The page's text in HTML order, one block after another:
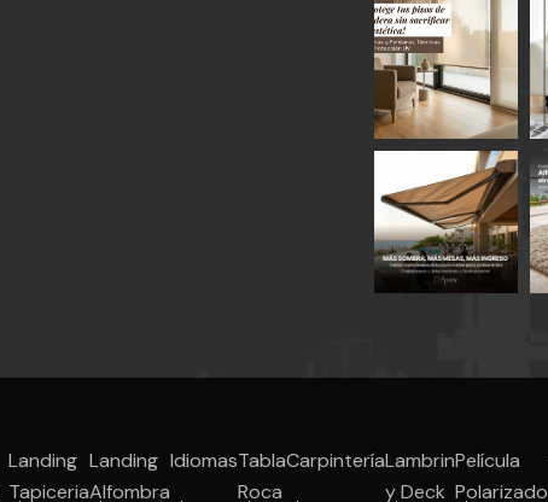
Landing
Tapiceria
Landing
Alfombra
IdiomasTabla
Roca
CarpinteríaLambrin
y Deck
Película
Polarizado